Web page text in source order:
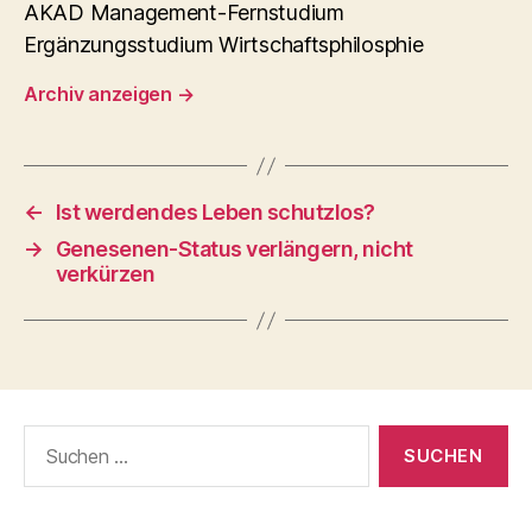
AKAD Management-Fernstudium
Ergänzungsstudium Wirtschaftsphilosphie
Archiv anzeigen →
←
Ist werdendes Leben schutzlos?
→
Genesenen-Status verlängern, nicht
verkürzen
nach: